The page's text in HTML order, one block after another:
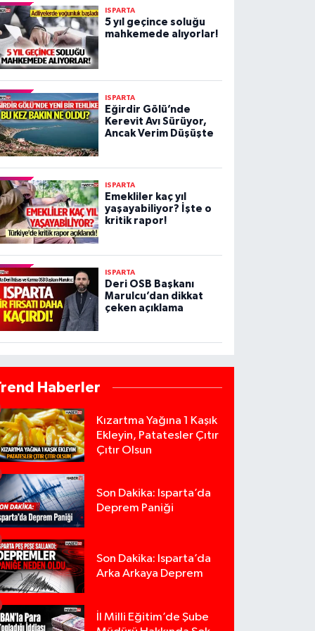
ISPARTA
5 yıl geçince soluğu
mahkemede alıyorlar!
ISPARTA
Eğirdir Gölü’nde
Kerevit Avı Sürüyor,
Ancak Verim Düşüşte
ISPARTA
Emekliler kaç yıl
yaşayabiliyor? İşte o
kritik rapor!
ISPARTA
Deri OSB Başkanı
Marulcu’dan dikkat
çeken açıklama
Haberler
Kızartma Yağına 1 Kaşık
Ekleyin, Patatesler Çıtır
Çıtır Olsun
Son Dakika: Isparta’da
Deprem Paniği
Son Dakika: Isparta’da
Arka Arkaya Deprem
İl Milli Eğitim’de Şube